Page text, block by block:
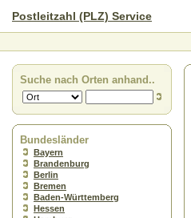
Postleitzahl (PLZ) Service
Suche nach Orten anhand..
Bundesländer
Bayern
Brandenburg
Berlin
Bremen
Baden-Württemberg
Hessen